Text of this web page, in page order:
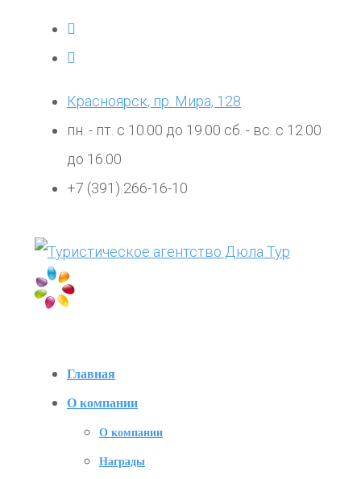
Красноярск, пр. Мира, 128
пн. - пт. с 10.00 до 19.00 сб. - вс. с 12.00
до 16.00
+7 (391) 266-16-10
Главная
О компании
О компании
Награды